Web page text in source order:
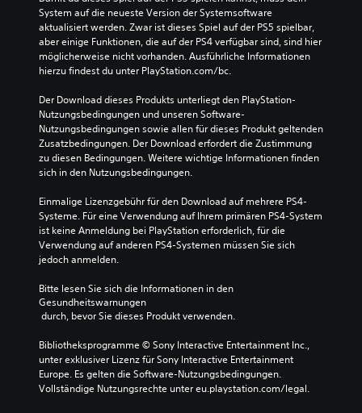
e
n
t
e
u
k
a
n
n
s
d
a
s
S
p
e
l
s
i
e
l
e
t
d
i
e
B
e
e
g
u
n
g
e
n
d
e
r
S
t
e
u
e
e
l
e
m
e
System auf die neueste Version der Systemsoftware
aktualisiert werden. Zwar ist dieses Spiel auf der PS5 spielbar,
aber einige Funktionen, die auf der PS4 verfügbar sind, sind hier
möglicherweise nicht vorhanden. Ausführliche Informationen
hierzu findest du unter PlayStation.com/bc.
Der Download dieses Produkts unterliegt den PlayStation-
Nutzungsbedingungen und unseren Software-
Nutzungsbedingungen sowie allen für dieses Produkt geltenden
Zusatzbedingungen. Der Download erfordert die Zustimmung
zu diesen Bedingungen. Weitere wichtige Informationen finden
sich in den Nutzungsbedingungen.
Einmalige Lizenzgebühr für den Download auf mehrere PS4-
Systeme. Für eine Verwendung auf Ihrem primären PS4-System
ist keine Anmeldung bei PlayStation erforderlich, für die
Verwendung auf anderen PS4-Systemen müssen Sie sich
jedoch anmelden.
Bitte lesen Sie sich die Informationen in den
Gesundheitswarnungen
durch, bevor Sie dieses Produkt verwenden.
Bibliotheksprogramme © Sony Interactive Entertainment Inc.,
unter exklusiver Lizenz für Sony Interactive Entertainment
Europe. Es gelten die Software-Nutzungsbedingungen.
Vollständige Nutzungsrechte unter eu.playstation.com/legal.